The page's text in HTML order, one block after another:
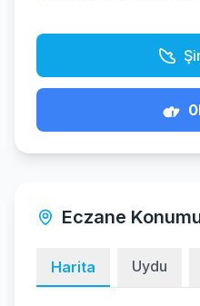
0
Eczane
Harita Uydu